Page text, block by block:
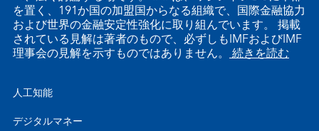
を置く、191か国の加盟国からなる組織で、国際金融協力
および世界の金融安定性強化に取り組んでいます。 掲載
されている見解は著者のもので、必ずしもIMFおよびIMF
理事会の見解を示すものではありません。 続きを読む
人工知能
デジタルマネー